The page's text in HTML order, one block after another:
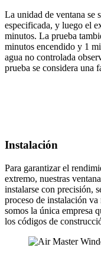
La unidad de ventana se
especificada, y luego el
minutos. La prueba
minutos encendido y 1
agua no controlada
prueba se considera una
Instalación
Para garantizar el
extremo, nuestras
instalarse con precisión,
proceso de instalación va
somos la única empresa
los códigos de